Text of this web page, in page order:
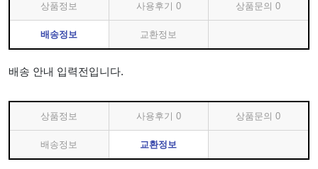
상품정보 사용후기 0 상품문의0
배송정보 교환정보
배송 안내 입력전입니다.
상품정보 사용후기 0 상품문의0
배송정보 교환정보